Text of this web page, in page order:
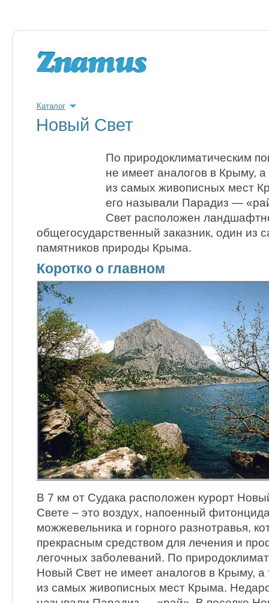
Каталог
Новый Свет
По природоклиматическим
не имеет аналогов в Крыму,
из самых живописных мест
его называли Парадиз —
Свет расположен
общегосударственный заказник, один из
памятников природы Крыма.
Коротко о главном
В 7 км от Судака расположен курорт
Свете – это воздух, напоенный
можжевельника и горного разнотравья,
прекрасным средством для лечения и
легочных заболеваний. По
Новый Свет не имеет аналогов в Крыму, а
из самых живописных мест Крыма.